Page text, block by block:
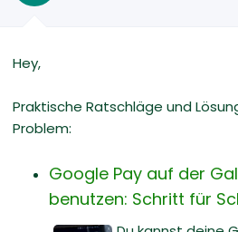
Hey,
Praktische Ratschläge und
Problem:
Google Pay auf der
benutzen: Schritt für